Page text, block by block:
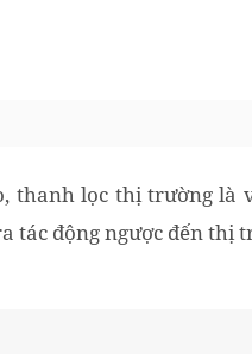
thanh lọc thị trường là
tác động ngược đến thị